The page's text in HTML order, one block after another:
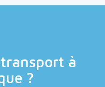
transport à
?